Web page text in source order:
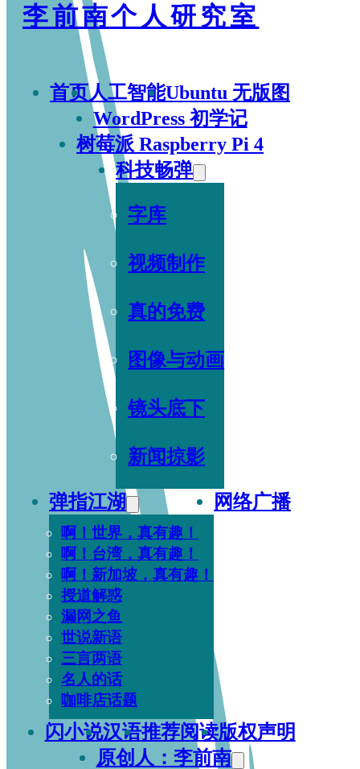
李前南个人研究室
首页人工智能Ubuntu 无版图
WordPress 初学记
树莓派 Raspberry Pi 4
科技畅弹
字库
视频制作
真的免费
图像与动画
镜头底下
新闻掠影
弹指江湖
啊！世界，真有趣！
啊！台湾，真有趣！
啊！新加坡，真有趣！
授道解惑
漏网之鱼
世说新语
三言两语
名人的话
咖啡店话题
网络广播
闪小说汉语推荐阅读版权声明
原创人：李前南